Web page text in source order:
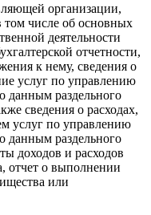
организации,
том числе об основных
деятельности
отчетности,
к нему, сведения о
услуг по управлению
данным раздельного
сведения о расходах,
услуг по управлению
данным раздельного
доходов и расходов
отчет о выполнении
или